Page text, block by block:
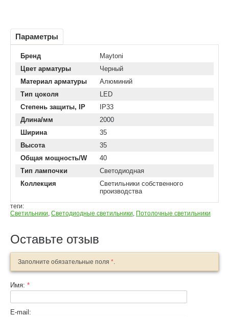
Параметры
Бренд
Maytoni
Цвет арматуры
Черный
Материал арматуры
Алюминий
Тип цоколя
LED
Степень защиты, IP
IP33
Длина/мм
2000
Ширина
35
Высота
35
Общая мощность/W
40
Тип лампочки
Светодиодная
Коллекция
Светильники собственного
производства
теги:
Светильники, Светодиодные светильники, Потолочные светильники
Оставьте отзыв
Заполните обязательные поля *.
Имя: *
E-mail: